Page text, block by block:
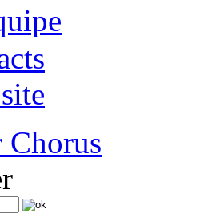
Chorus